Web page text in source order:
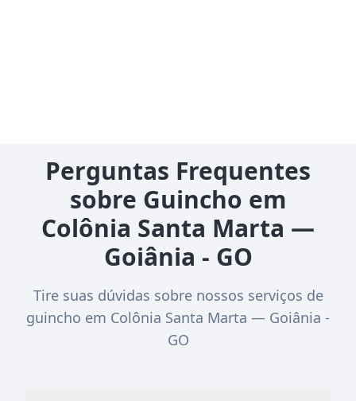
Perguntas Frequentes
sobre Guincho em
Colônia Santa Marta —
Goiânia - GO
Tire suas dúvidas sobre nossos serviços de
guincho em Colônia Santa Marta — Goiânia -
GO